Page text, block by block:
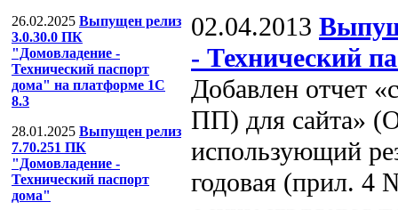
26.02.2025 Выпущен релиз
3.0.30.0 ПК
"Домовладение -
Технический паспорт
дома" на платформе 1С
8.3
28.01.2025 Выпущен релиз
7.70.251 ПК
"Домовладение -
Технический паспорт
дома"
02.04.2013
- Технический
Добавлен отчет
ПП) для сайта»
использующий
годовая (прил.